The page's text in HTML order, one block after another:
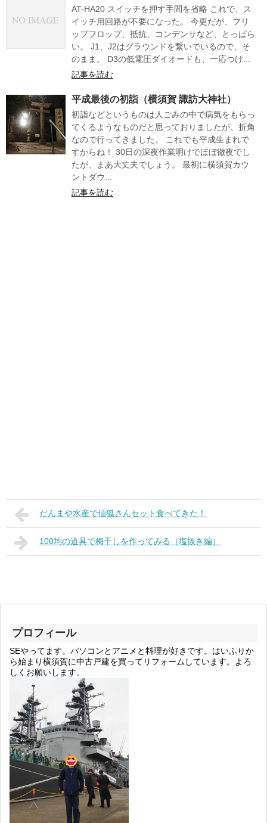
AT-HA20 スイッチを押す手間を省略 これで、ス
イッチ用回路が不要になった。 今更だが、フリ
ップフロップ、抵抗、コンデンサなど、とっぱら
い。 J1、J2はグラウンドを繋いでいるので、そ
のまま。 D3の低電圧ダイオードも、一応つけ...
記事を読む
平成最後の初詣（横須賀 諏訪大神社）
初詣などというものは人ごみの中で病気をもらっ
てくるようなものだと思っておりましたが、折角
なので行ってきました。 これでも平成生まれで
すからね！ 30日の深夜作業明けでほぼ徹夜でし
たが、まあ大丈夫でしょう。 最初に横須賀カウ
ントダウ...
記事を読む
だんまや水産で仙狐さんセット食べてきた！
100均の道具で梅干しを作ってみる（塩抜き編）
プロフィール
SEやってます。パソコンとアニメと料理が好きです。はいふりか
ら始まり横須賀に中古戸建を買ってリフォームしています。よろ
しくお願いします。